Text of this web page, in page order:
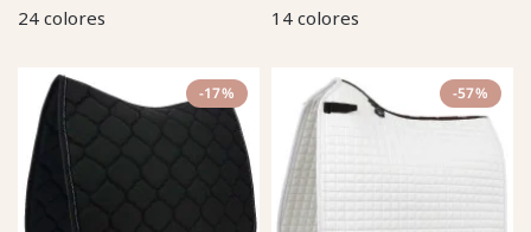
24 colores
14 colores
-17% -57%